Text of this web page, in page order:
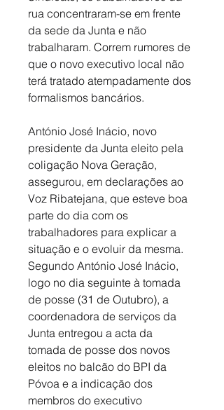
rua concentraram-se em frente
da sede da Junta e não
trabalharam. Correm rumores de
que o novo executivo local não
terá tratado atempadamente dos
formalismos bancários.
António José Inácio, novo
presidente da Junta eleito pela
coligação Nova Geração,
assegurou, em declarações ao
Voz Ribatejana, que esteve boa
parte do dia com os
trabalhadores para explicar a
situação e o evoluir da mesma.
Segundo António José Inácio,
logo no dia seguinte à tomada
de posse (31 de Outubro), a
coordenadora de serviços da
Junta entregou a acta da
tomada de posse dos novos
eleitos no balcão do BPI da
Póvoa e a indicação dos
membros do executivo